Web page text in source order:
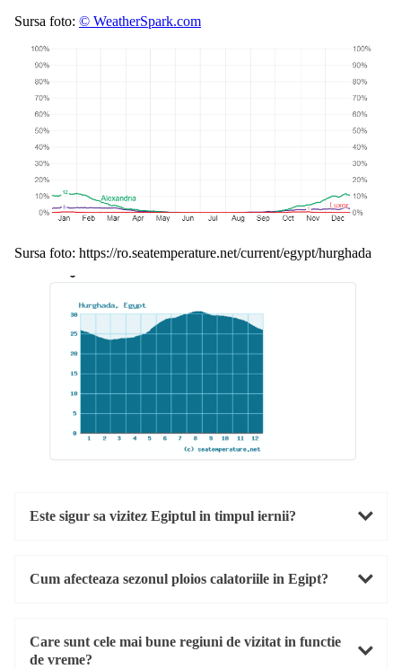
Sursa foto: © WeatherSpark.com
Sursa foto: https://ro.seatemperature.net/current/egypt/hurghada
Este sigur sa vizitez Egiptul in timpul iernii?
Cum afecteaza sezonul ploios calatoriile in Egipt?
Care sunt cele mai bune regiuni de vizitat in functie
de vreme?